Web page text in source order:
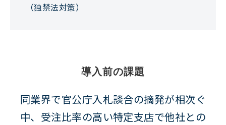
（独禁法対策）
導入前の課題
同業界で官公庁入札談合の摘発が相次ぐ
中、受注比率の高い特定支店で他社との